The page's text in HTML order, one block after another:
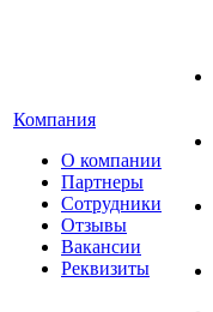
Компания
О компании
Партнеры
Сотрудники
Отзывы
Вакансии
Реквизиты